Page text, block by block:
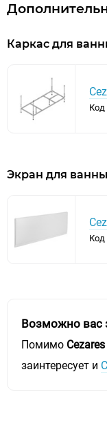
Каркас для
Код
Экран для ванны
Код
Возможно вас
Помимо
заинтересует и